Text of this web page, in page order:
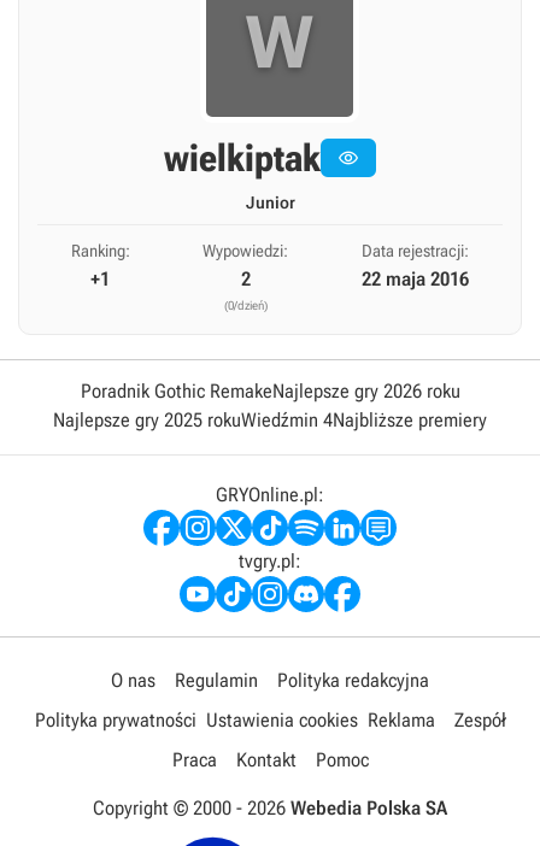
W
wielkiptak 
Junior
Ranking:
+1
Wypowiedzi:
2
(0/dzień)
Data rejestracji:
22 maja 2016
Poradnik Gothic RemakeNajlepsze gry 2026 roku
Najlepsze gry 2025 rokuWiedźmin 4Najbliższe premiery
GRYOnline.pl:
tvgry.pl:
O nas Regulamin
Polityka redakcyjna
Polityka prywatności Ustawienia cookies Reklama
Zespół
Praca
Kontakt Pomoc
Copyright © 2000 - 2026 Webedia Polska SA